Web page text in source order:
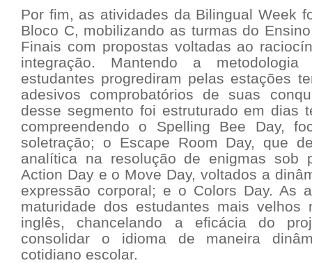
Por fim, as atividades da Bilingual Week
Bloco C, mobilizando as turmas do
Finais com propostas voltadas ao
integração. Mantendo a
estudantes progrediram pelas estações
adesivos comprobatórios de suas
desse segmento foi estruturado em dias
compreendendo o Spelling Bee Day,
soletração; o Escape Room Day, que
analítica na resolução de enigmas sob
Action Day e o Move Day, voltados a
expressão corporal; e o Colors Day. As
maturidade dos estudantes mais velhos
inglês, chancelando a eficácia do
consolidar o idioma de maneira
cotidiano escolar.